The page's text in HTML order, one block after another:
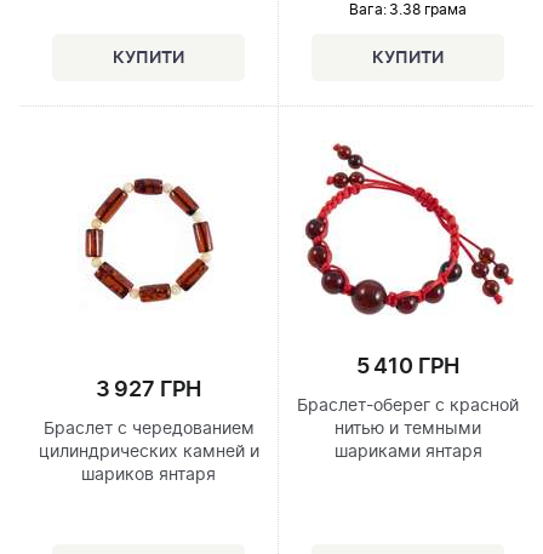
Вага: 3.38 грама
3 927 ГРН
Браслет с чередованием
цилиндрических камней и
шариков янтаря
5 410 ГРН
Браслет-оберег с красной
нитью и темными
шариками янтаря